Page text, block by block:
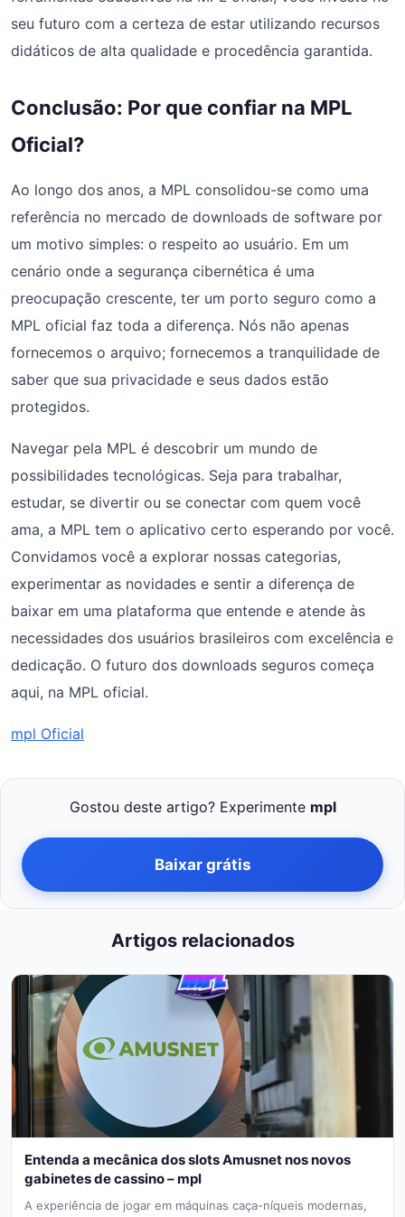
seu futuro com a certeza de estar utilizando recursos
didáticos de alta qualidade e procedência garantida.
Conclusão: Por que confiar na MPL
Oficial?
Ao longo dos anos, a MPL consolidou-se como uma
referência no mercado de downloads de software por
um motivo simples: o respeito ao usuário. Em um
cenário onde a segurança cibernética é uma
preocupação crescente, ter um porto seguro como a
MPL oficial faz toda a diferença. Nós não apenas
fornecemos o arquivo; fornecemos a tranquilidade de
saber que sua privacidade e seus dados estão
protegidos.
Navegar pela MPL é descobrir um mundo de
possibilidades tecnológicas. Seja para trabalhar,
estudar, se divertir ou se conectar com quem você
ama, a MPL tem o aplicativo certo esperando por você.
Convidamos você a explorar nossas categorias,
experimentar as novidades e sentir a diferença de
baixar em uma plataforma que entende e atende às
necessidades dos usuários brasileiros com excelência e
dedicação. O futuro dos downloads seguros começa
aqui, na MPL oficial.
mpl Oficial
Gostou deste artigo? Experimente mpl
Baixar grátis
Artigos relacionados
Entenda a mecânica dos slots Amusnet nos novos
gabinetes de cassino – mpl
A experiência de jogar em máquinas caça-níqueis modernas,